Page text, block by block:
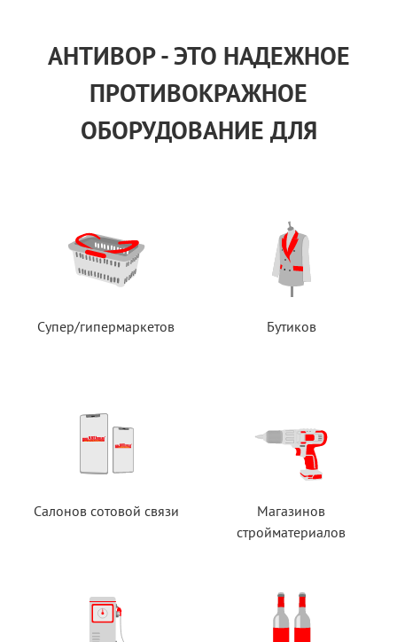
АНТИВОР - ЭТО НАДЕЖНОЕ
ПРОТИВОКРАЖНОЕ
ОБОРУДОВАНИЕ ДЛЯ
Супер/гипермаркетов Бутиков
Салонов сотовой связи
Магазинов
стройматериалов